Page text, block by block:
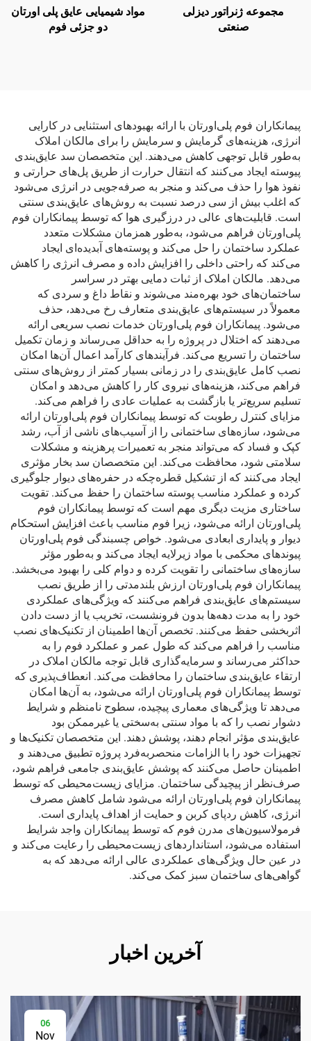
مجموعه ژنراتور دیزلی
صنعتی
مواد شیمیایی عایق پلی اورتان
دو جزئی فوم
پیمانکاران فوم پلی‌اورتان با ارائه بهبودهای استثنایی در کارایی
انرژی، هزینه‌های گرمایش و سرمایش را برای مالکان املاک
به‌طور قابل توجهی کاهش می‌دهند. این متخصصان سد عایق‌بندی
پیوسته ایجاد می‌کنند که انتقال حرارت از طریق پل‌های حرارتی و
نفوذ هوا را حذف می‌کند و منجر به صرفه‌جویی در انرژی می‌شود
که اغلب بیش از سی درصد نسبت به روش‌های عایق‌بندی سنتی
است. قابلیت‌های عالی در درزگیری هوا که توسط پیمانکاران فوم
پلی‌اورتان فراهم می‌شود، به‌طور همزمان مشکلات متعدد
عملکرد ساختمان را حل می‌کند و پوسته‌های آبدیده‌ای ایجاد
می‌کند که راحتی داخلی را افزایش داده و مصرف انرژی را کاهش
می‌دهد. مالکان املاک از ثبات دمایی بهتر در سراسر
ساختمان‌های خود بهره‌مند می‌شوند و نقاط داغ و سردی که
معمولاً در سیستم‌های عایق‌بندی متعارف رخ می‌دهد، حذف
می‌شود. پیمانکاران فوم پلی‌اورتان خدمات نصب سریعی ارائه
می‌دهند که اختلال در پروژه را به حداقل می‌رساند و زمان تکمیل
ساختمان را تسریع می‌کند. فرآیندهای کارآمد اعمال آن‌ها امکان
نصب کامل عایق‌بندی را در زمانی بسیار کمتر از روش‌های سنتی
فراهم می‌کند، هزینه‌های نیروی کار را کاهش می‌دهد و امکان
تسلیم سریع‌تر یا بازگشت به عملیات عادی را فراهم می‌کند.
مزایای کنترل رطوبت که توسط پیمانکاران فوم پلی‌اورتان ارائه
می‌شود، سازه‌های ساختمانی را از آسیب‌های ناشی از آب، رشد
کپک و فساد که می‌تواند منجر به تعمیرات پرهزینه و مشکلات
سلامتی شود، محافظت می‌کند. این متخصصان سد بخار مؤثری
ایجاد می‌کنند که از تشکیل قطره‌چکه در حفره‌های دیوار جلوگیری
کرده و عملکرد مناسب پوسته ساختمان را حفظ می‌کند. تقویت
ساختاری مزیت دیگری مهم است که توسط پیمانکاران فوم
پلی‌اورتان ارائه می‌شود، زیرا فوم مناسب باعث افزایش استحکام
دیوار و پایداری ابعادی می‌شود. خواص چسبندگی فوم پلی‌اورتان
پیوندهای محکمی با مواد زیرلایه ایجاد می‌کند و به‌طور مؤثر
سازه‌های ساختمانی را تقویت کرده و دوام کلی را بهبود می‌بخشد.
پیمانکاران فوم پلی‌اورتان ارزش بلندمدتی را از طریق نصب
سیستم‌های عایق‌بندی فراهم می‌کنند که ویژگی‌های عملکردی
خود را به مدت دهه‌ها بدون فرونشست، تخریب یا از دست دادن
اثربخشی حفظ می‌کنند. تخصص آن‌ها اطمینان از تکنیک‌های نصب
مناسب را فراهم می‌کند که طول عمر و عملکرد فوم را به
حداکثر می‌رساند و سرمایه‌گذاری قابل توجه مالکان املاک در
ارتقاء عایق‌بندی ساختمان را محافظت می‌کند. انعطاف‌پذیری که
توسط پیمانکاران فوم پلی‌اورتان ارائه می‌شود، به آن‌ها امکان
می‌دهد تا ویژگی‌های معماری پیچیده، سطوح نامنظم و شرایط
دشوار نصب را که با مواد سنتی به‌سختی یا غیرممکن بود
عایق‌بندی مؤثر انجام دهند، پوشش دهند. این متخصصان تکنیک‌ها و
تجهیزات خود را با الزامات منحصربه‌فرد پروژه تطبیق می‌دهند و
اطمینان حاصل می‌کنند که پوشش عایق‌بندی جامعی فراهم شود،
صرف‌نظر از پیچیدگی ساختمان. مزایای زیست‌محیطی که توسط
پیمانکاران فوم پلی‌اورتان ارائه می‌شود شامل کاهش مصرف
انرژی، کاهش ردپای کربن و حمایت از اهداف پایداری است.
فرمولاسیون‌های مدرن فوم که توسط پیمانکاران واجد شرایط
استفاده می‌شود، استانداردهای زیست‌محیطی را رعایت می‌کند و
در عین حال ویژگی‌های عملکردی عالی ارائه می‌دهد که به
گواهی‌های ساختمان سبز کمک می‌کند.
آخرین اخبار
06
Nov